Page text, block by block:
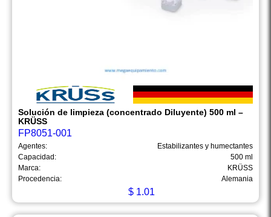
Solución de limpieza (concentrado Diluyente) 500 ml –
KRÜSS
FP8051-001
Agentes:
Estabilizantes y humectantes
Capacidad:
500 ml
Marca:
KRÜSS
Procedencia:
Alemania
$ 1.01